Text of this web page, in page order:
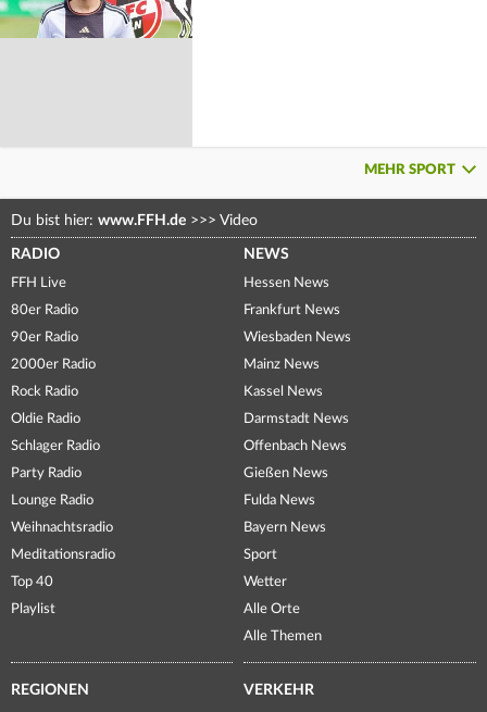
MEHR SPORT
Du bist hier: www.FFH.de >>> Video
RADIO
FFH Live
80er Radio
90er Radio
2000er Radio
Rock Radio
Oldie Radio
Schlager Radio
Party Radio
Lounge Radio
Weihnachtsradio
Meditationsradio
Top 40
Playlist
NEWS
Hessen News
Frankfurt News
Wiesbaden News
Mainz News
Kassel News
Darmstadt News
Offenbach News
Gießen News
Fulda News
Bayern News
Sport
Wetter
Alle Orte
Alle Themen
REGIONEN VERKEHR